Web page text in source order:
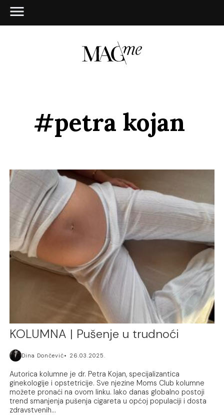
#petra kojan
KOLUMNA | Pušenje u trudnoći
Dina Dončević 26.03.2025.
Autorica kolumne je dr. Petra Kojan, specijalizantica
ginekologije i opstetricije. Sve njezine Moms Club kolumne
možete pronaći na ovom linku. Iako danas globalno postoji
trend smanjenja pušenja cigareta u općoj populaciji i dosta
zdravstvenih...